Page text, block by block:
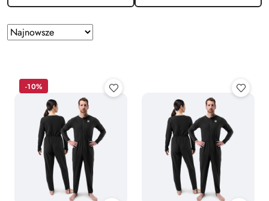
Zastosowano
sortowanie:
Sortuj
według
-10%